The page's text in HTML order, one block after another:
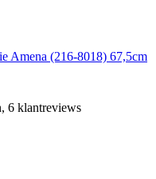
Amena (216-8018) 67,5cm
6 klantreviews